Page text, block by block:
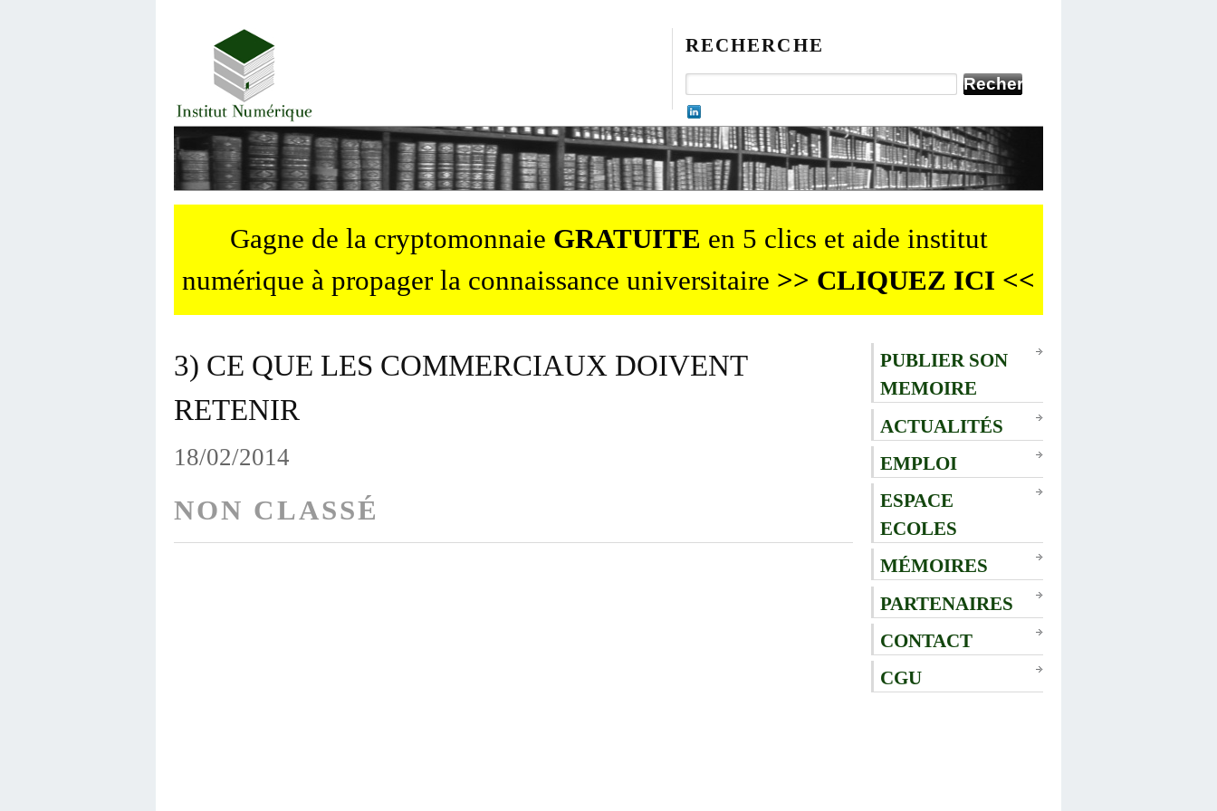
RECHERCHE
Gagne de la cryptomonnaie GRATUITE en 5 clics et aide institut
numérique à propager la connaissance universitaire >> CLIQUEZ ICI <<
3) CE QUE LES COMMERCIAUX DOIVENT
RETENIR
18/02/2014
NON CLASSÉ
PUBLIER SON
MEMOIRE
ACTUALITÉS
EMPLOI
ESPACE
ECOLES
MÉMOIRES
PARTENAIRES
CONTACT
CGU